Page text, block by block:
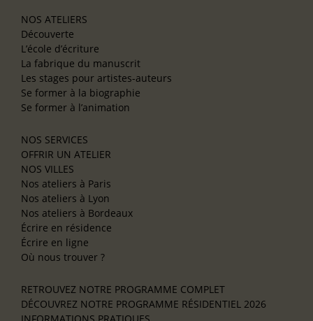
NOS ATELIERS
Découverte
L’école d’écriture
La fabrique du manuscrit
Les stages pour artistes-auteurs
Se former à la biographie
Se former à l’animation
NOS SERVICES
OFFRIR UN ATELIER
NOS VILLES
Nos ateliers à Paris
Nos ateliers à Lyon
Nos ateliers à Bordeaux
Écrire en résidence
Écrire en ligne
Où nous trouver ?
RETROUVEZ NOTRE PROGRAMME COMPLET
DÉCOUVREZ NOTRE PROGRAMME RÉSIDENTIEL 2026
INFORMATIONS PRATIQUES